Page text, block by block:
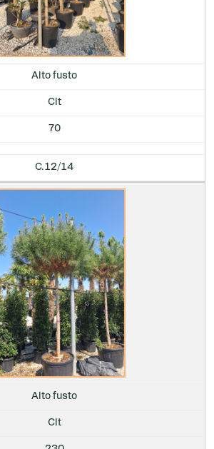
Alto fusto
Clt
70
C.12/14
Alto fusto
Clt